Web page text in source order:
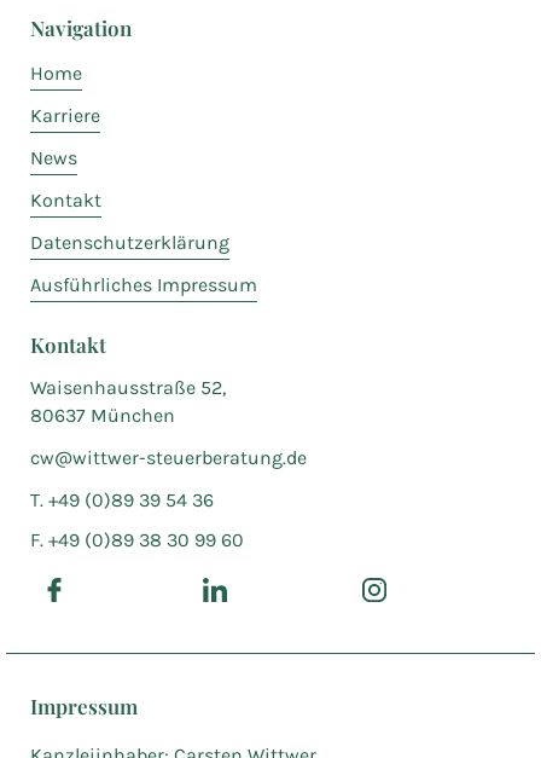
Navigation
Home
Karriere
News
Kontakt
Datenschutzerklärung
Ausführliches Impressum
Kontakt
Waisenhausstraße 52,
80637 München
cw@wittwer-steuerberatung.de
T. +49 (0)89 39 54 36
F. +49 (0)89 38 30 99 60
Impressum